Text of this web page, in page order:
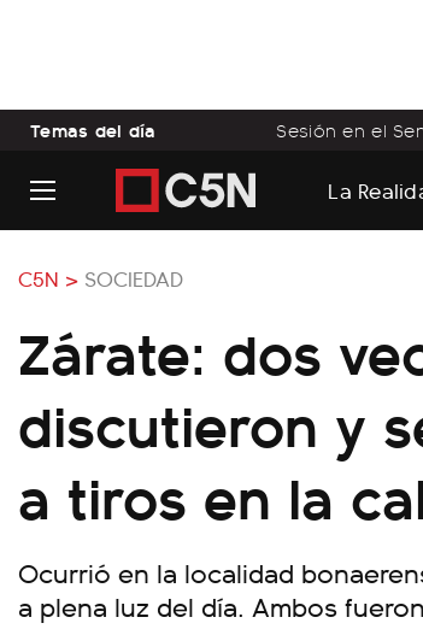
Temas del día Sesión en el
La
C5N > SOCIEDAD
Zárate: dos
discutieron y
a tiros en la
Ocurrió en la localidad
a plena luz del día. Ambos